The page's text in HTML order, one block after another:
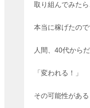
取り組んでみたら
本当に稼げたので
人間、40代から
「変われる！」
その可能性がある